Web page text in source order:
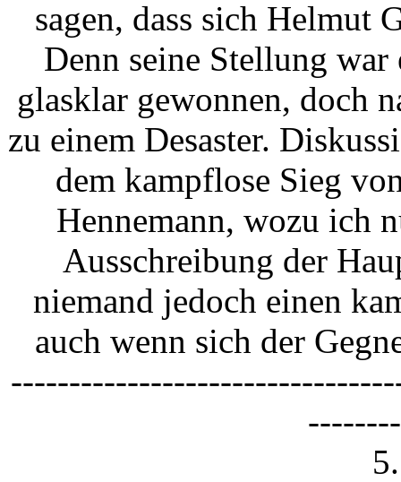
sagen, dass sich Helmut
Denn seine Stellung
glasklar gewonnen, doch
zu einem Desaster.
dem kampflose Sieg
Hennemann, wozu ich
Ausschreibung der
niemand jedoch einen
auch wenn sich der